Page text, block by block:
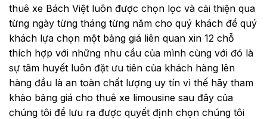
thuê xe Bách Việt luôn được chọn lọc và cải thiện qua
từng ngày từng tháng từng năm cho quý khách để quý
khách lựa chọn một bảng giá liên quan xin 12 chỗ
thích hợp với những nhu cầu của mình cùng với đó là
sự tâm huyết luôn đặt ưu tiên của khách hàng lên
hàng đầu là an toàn chất lượng uy tín vì thế hãy tham
khảo bảng giá cho thuê xe limousine sau đây của
chúng tôi để lưu ra được quyết định chọn chúng tôi